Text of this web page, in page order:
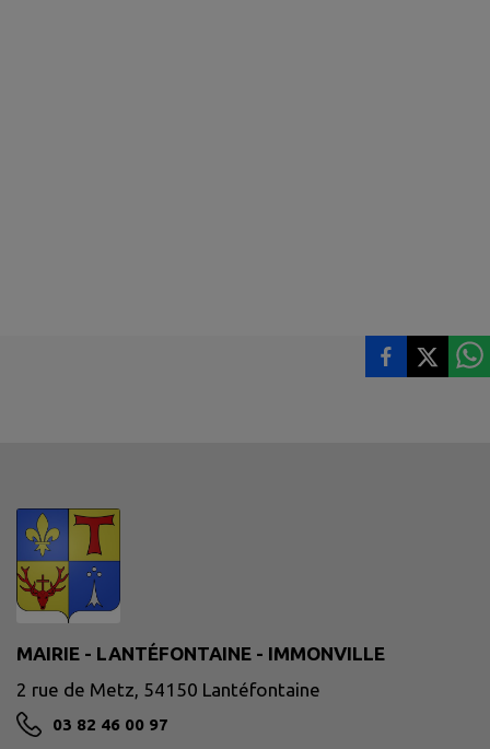
MAIRIE - LANTÉFONTAINE - IMMONVILLE
2 rue de Metz, 54150 Lantéfontaine
03 82 46 00 97